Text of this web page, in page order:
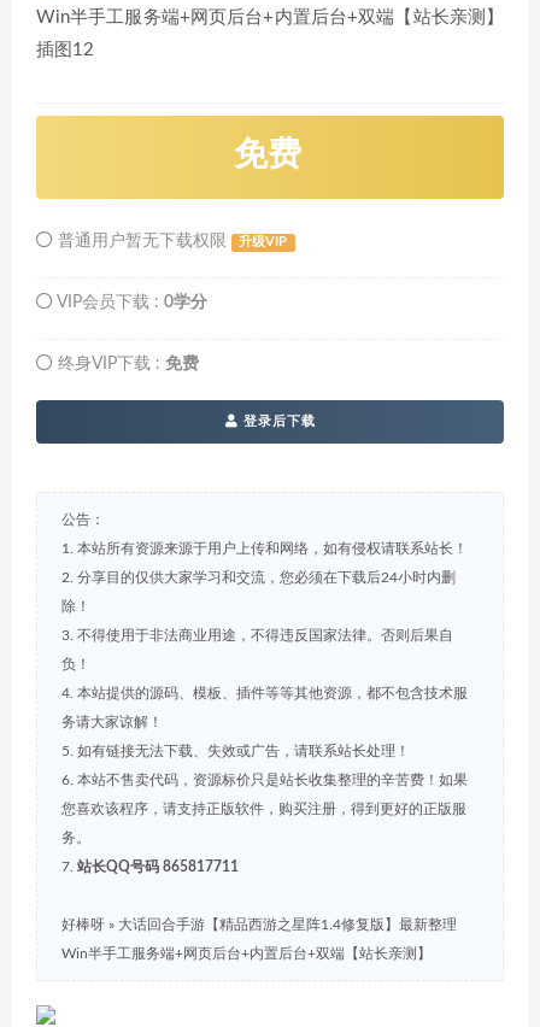
免费
普通用户暂无下载权限 升级VIP
VIP会员下载 : 0学分
终身VIP下载 : 免费
登录后下载
公告：
1. 本站所有资源来源于用户上传和网络，如有侵权请联系站长！
2. 分享目的仅供大家学习和交流，您必须在下载后24小时内删
除！
3. 不得使用于非法商业用途，不得违反国家法律。否则后果自
负！
4. 本站提供的源码、模板、插件等等其他资源，都不包含技术服
务请大家谅解！
5. 如有链接无法下载、失效或广告，请联系站长处理！
6. 本站不售卖代码，资源标价只是站长收集整理的辛苦费！如果
您喜欢该程序，请支持正版软件，购买注册，得到更好的正版服
务。
7. 站长QQ号码 865817711
好棒呀 » 大话回合手游【精品西游之星阵1.4修复版】最新整理
Win半手工服务端+网页后台+内置后台+双端【站长亲测】